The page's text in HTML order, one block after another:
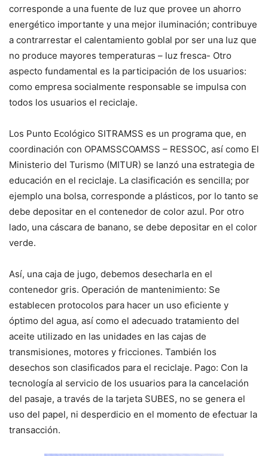
corresponde a una fuente de luz que provee un ahorro
energético importante y una mejor iluminación; contribuye
a contrarrestar el calentamiento goblal por ser una luz que
no produce mayores temperaturas – luz fresca- Otro
aspecto fundamental es la participación de los usuarios:
como empresa socialmente responsable se impulsa con
todos los usuarios el reciclaje.
Los Punto Ecológico SITRAMSS es un programa que, en
coordinación con OPAMSSCOAMSS – RESSOC, así como El
Ministerio del Turismo (MITUR) se lanzó una estrategia de
educación en el reciclaje. La clasificación es sencilla; por
ejemplo una bolsa, corresponde a plásticos, por lo tanto se
debe depositar en el contenedor de color azul. Por otro
lado, una cáscara de banano, se debe depositar en el color
verde.
Así, una caja de jugo, debemos desecharla en el
contenedor gris. Operación de mantenimiento: Se
establecen protocolos para hacer un uso eficiente y
óptimo del agua, así como el adecuado tratamiento del
aceite utilizado en las unidades en las cajas de
transmisiones, motores y fricciones. También los
desechos son clasificados para el reciclaje. Pago: Con la
tecnología al servicio de los usuarios para la cancelación
del pasaje, a través de la tarjeta SUBES, no se genera el
uso del papel, ni desperdicio en el momento de efectuar la
transacción.